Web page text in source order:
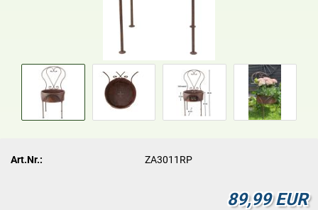
Art.Nr.: ZA3011RP
89,99 EUR